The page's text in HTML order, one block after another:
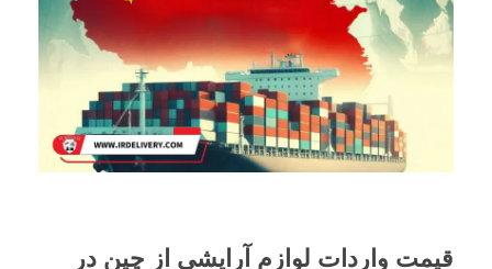
قیمت واردات لوازم آرایشی از چین در